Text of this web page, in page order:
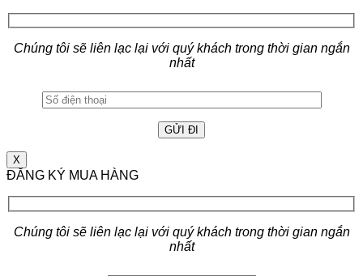
Chúng tôi sẽ liên lạc lại với quý khách trong thời gian ngắn
nhất
X
ĐĂNG KÝ MUA HÀNG
Chúng tôi sẽ liên lạc lại với quý khách trong thời gian ngắn
nhất